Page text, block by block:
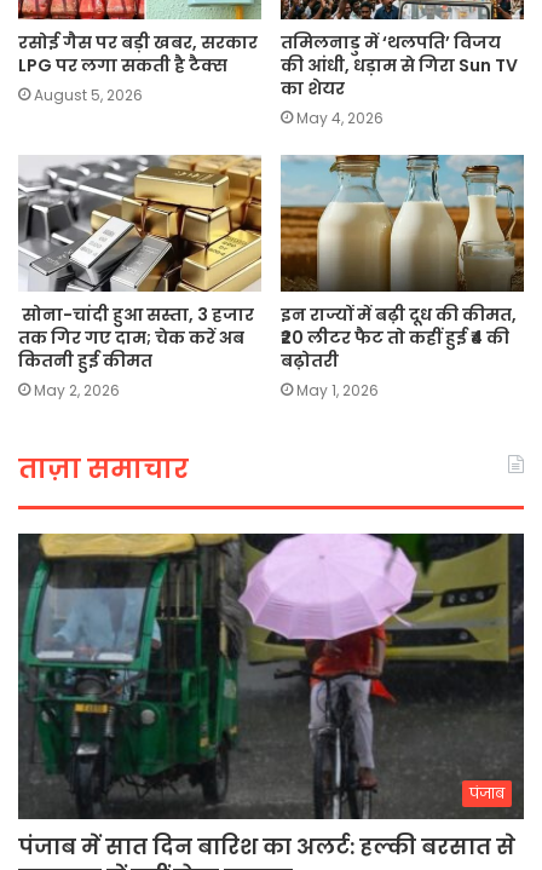
रसोई गैस पर बड़ी खबर, सरकार
LPG पर लगा सकती है टैक्स
August 5, 2026
तमिलनाडु में ‘थलपति’ विजय
की आंधी, धड़ाम से गिरा Sun TV
का शेयर
May 4, 2026
सोना-चांदी हुआ सस्ता, 3 हजार
तक गिर गए दाम; चेक करें अब
कितनी हुई कीमत
May 2, 2026
इन राज्यों में बढ़ी दूध की कीमत,
₹20 लीटर फैट तो कहीं हुई ₹4 की
बढ़ोतरी
May 1, 2026
ताज़ा समाचार
पंजाब
पंजाब में सात दिन बारिश का अलर्ट: हल्की बरसात से